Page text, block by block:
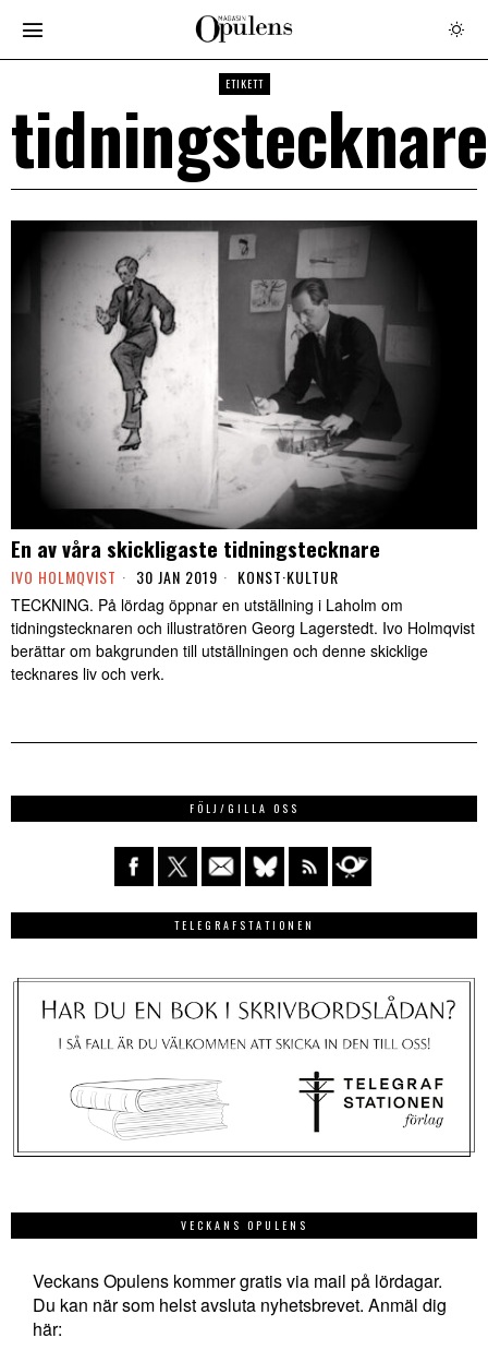
ETIKETT
tidningstecknare
En av våra skickligaste tidningstecknare
IVO HOLMQVIST 30 JAN 2019 KONST·KULTUR
TECKNING. På lördag öppnar en utställning i Laholm om
tidningstecknaren och illustratören Georg Lagerstedt. Ivo Holmqvist
berättar om bakgrunden till utställningen och denne skicklige
tecknares liv och verk.
FÖLJ/GILLA OSS
TELEGRAFSTATIONEN
VECKANS OPULENS
Veckans Opulens kommer gratis via mail på lördagar.
Du kan när som helst avsluta nyhetsbrevet. Anmäl dig
här: